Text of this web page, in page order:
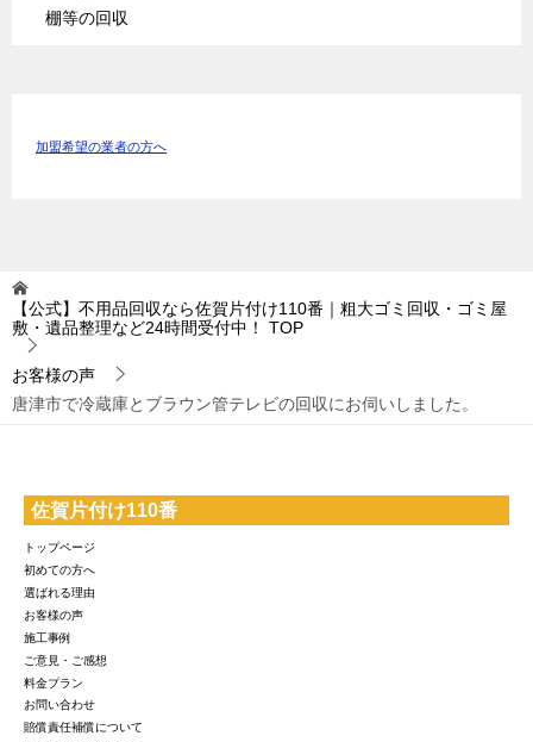
棚等の回収
加盟希望の業者の方へ
【公式】不用品回収なら佐賀片付け110番｜粗大ゴミ回収・ゴミ屋
敷・遺品整理など24時間受付中！
TOP
お客様の声
唐津市で冷蔵庫とブラウン管テレビの回収にお伺いしました。
佐賀片付け110番
トップページ
初めての方へ
選ばれる理由
お客様の声
施工事例
ご意見・ご感想
料金プラン
お問い合わせ
賠償責任補償について